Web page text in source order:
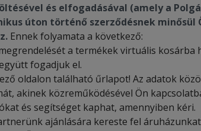
és elfogadásával (amely a
úton történő szerződésnek minősül
Ennek folyamata a következő:
a termékek virtuális kosárba
fogadjuk el.
oldalon található űrlapot! Az adatok
akinek közreműködésével Ön
és segítséget kaphat, amennyiben kéri.
ajánlására kereste fel